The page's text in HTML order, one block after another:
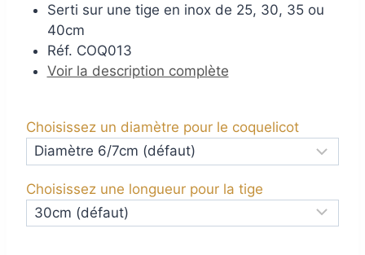
Serti sur une tige en inox de 25, 30, 35 ou
40cm
Réf. COQ013
Voir la description complète
Choisissez un diamètre pour le coquelicot
Choisissez une longueur pour la tige